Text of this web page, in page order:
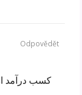
کسب درآمد
Odpovědět